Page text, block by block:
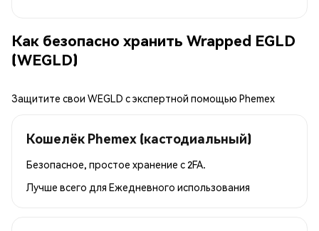
Как безопасно хранить Wrapped EGLD
(WEGLD)
Защитите свои WEGLD с экспертной помощью Phemex
Кошелёк Phemex (кастодиальный)
Безопасное, простое хранение с 2FA.
Лучше всего для Ежедневного использования